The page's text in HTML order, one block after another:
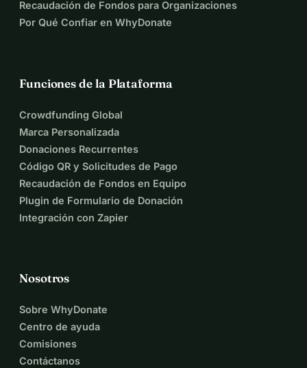
Recaudación de Fondos para Organizaciones
Por Qué Confiar en WhyDonate
Funciones de la Plataforma
Crowdfunding Global
Marca Personalizada
Donaciones Recurrentes
Código QR y Solicitudes de Pago
Recaudación de Fondos en Equipo
Plugin de Formulario de Donación
Integración con Zapier
Nosotros
Sobre WhyDonate
Centro de ayuda
Comisiones
Contáctanos